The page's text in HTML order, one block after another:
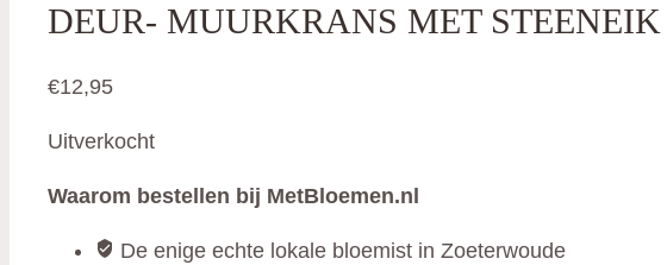
DEUR- MUURKRANS MET STEENEIK
€12,95
Uitverkocht
Waarom bestellen bij MetBloemen.nl
De enige echte lokale bloemist in Zoeterwoude